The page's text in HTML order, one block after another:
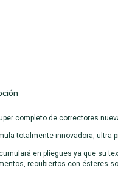
completo de correctores
totalmente innovadora, ultra
en pliegues ya que su
recubiertos con ésteres